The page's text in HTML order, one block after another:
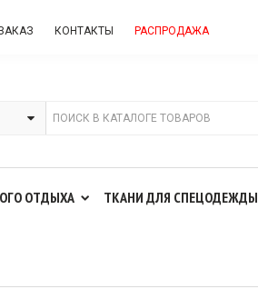
КОНТАКТЫ РАСПРОДАЖА
ОТДЫХА ТКАНИ ДЛЯ СПЕЦОДЕЖДЫ